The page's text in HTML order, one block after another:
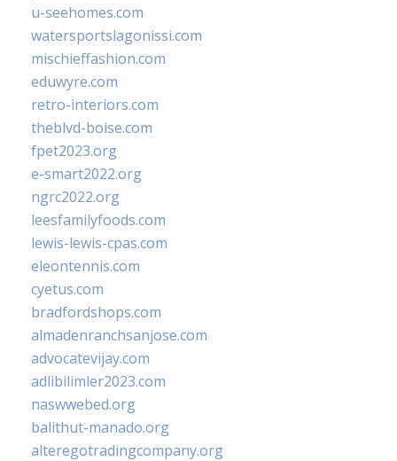
u-seehomes.com
watersportslagonissi.com
mischieffashion.com
eduwyre.com
retro-interiors.com
theblvd-boise.com
fpet2023.org
e-smart2022.org
ngrc2022.org
leesfamilyfoods.com
lewis-lewis-cpas.com
eleontennis.com
cyetus.com
bradfordshops.com
almadenranchsanjose.com
advocatevijay.com
adlibilimler2023.com
naswwebed.org
balithut-manado.org
alteregotradingcompany.org